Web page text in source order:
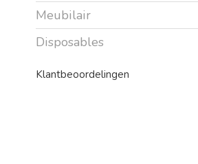
Meubilair
Disposables
Klantbeoordelingen